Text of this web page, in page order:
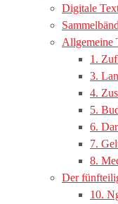
Digitale
Allgemeine
1.
3.
4.
5.
6.
7.
8.
Der
10.